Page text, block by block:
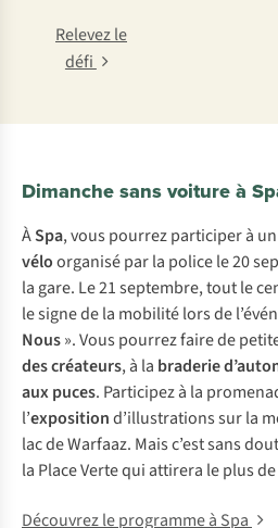
Relevez le
défi
Dimanche sans voiture à
ÀSpa, vous pourrez participer à un
véloorganisé par la police le 20
la gare. Le 21 septembre, tout le
le signe de la mobilité lors de
Nous». Vous pourrez faire de
des créateurs, à la braderie
aux puces. Participez à la
l’expositiond’illustrations sur la
lac de Warfaaz. Mais c’est sans
la Place Verte qui attirera le plus
Découvrez le programme à Spa